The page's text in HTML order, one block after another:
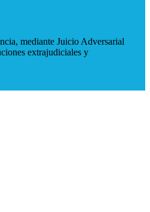
mediante Juicio Adversarial
extrajudiciales y